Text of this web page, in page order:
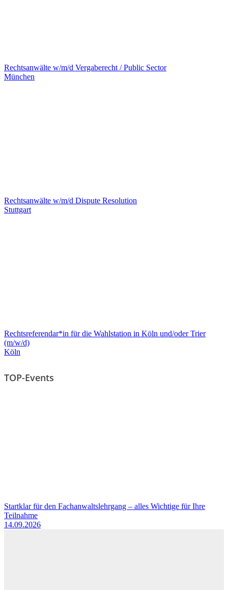
Rechtsanwälte w/m/d Vergaberecht / Public Sector
München
Rechtsanwälte w/m/d Dispute Resolution
Stuttgart
Rechtsreferendar*in für die Wahlstation in Köln und/oder Trier
(m/w/d)
Köln
TOP-Events
Startklar für den Fachanwaltslehrgang – alles Wichtige für Ihre
Teilnahme
14.09.2026